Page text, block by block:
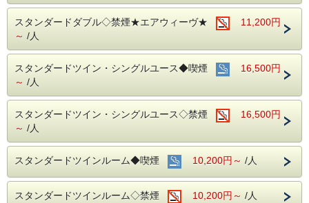
～ビジネス・旅行に最高のロケーション～
JR名古屋駅から徒歩４分
名鉄名古屋駅のすぐ上
お財布にも優しい ＋ お客様にも優しいホテルです♪♪
ご予約お待ちしてます(*^o^)ノ
スタンダードダブル◇禁煙★エアウィーヴ★
11,200円
～ /人
スタンダードツイン・シングルユース◆喫煙
16,500円
～ /人
スタンダードツイン・シングルユース◇禁煙
16,500円
～ /人
スタンダードツインルーム◆喫煙 10,200円～ /人
スタンダードツインルーム◇禁煙 10,200円～ /人